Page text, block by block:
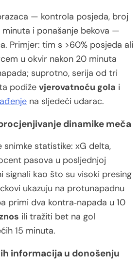
— kontrola posjeda, broj
minuta i ponašanje bekova —
Primjer: tim s >60% posjeda ali
u okvir nakon 20 minuta
suprotno, serija od tri
podiže vjerovatnoću gola i
na sljedeći udarac.
dinamike meča
snimke statistike: xG delta,
pasova u posljednjoj
signali kao što su visoki presing
ukazuju na protunapadnu
primi dva kontra‑napada u 10
ili tražiti bet na gol
15 minuta.
informacija u donošenju